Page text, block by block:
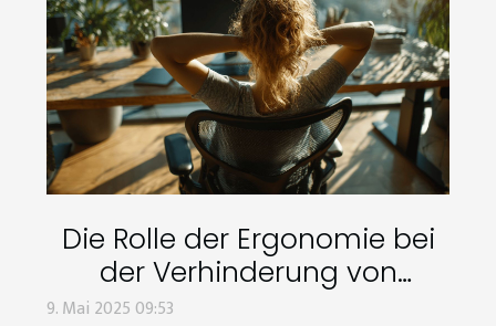
Die Rolle der Ergonomie bei
der Verhinderung von
Berufskrankheiten
9. Mai 2025 09:53